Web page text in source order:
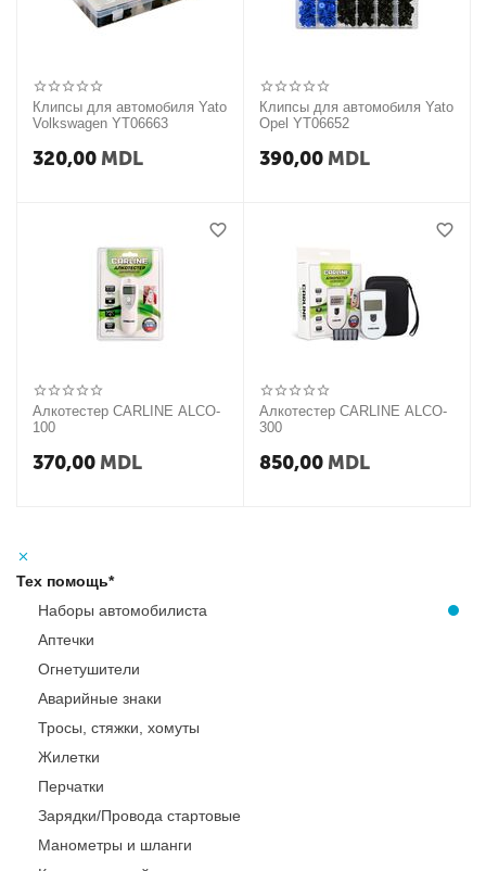
Клипсы для автомобиля Yato
Volkswagen YT06663
320,00 MDL
Клипсы для автомобиля Yato
Opel YT06652
390,00 MDL
Алкотестер CARLINE ALCO-
100
370,00 MDL
Алкотестер CARLINE ALCO-
300
850,00 MDL
Тех помощь*
Наборы автомобилиста
Аптечки
Огнетушители
Аварийные знаки
Тросы, стяжки, хомуты
Жилетки
Перчатки
Зарядки/Провода стартовые
Манометры и шланги